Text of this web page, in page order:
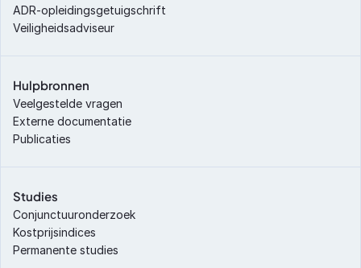
ADR-opleidingsgetuigschrift
Veiligheidsadviseur
Hulpbronnen
Veelgestelde vragen
Externe documentatie
Publicaties
Studies
Conjunctuuronderzoek
Kostprijsindices
Permanente studies